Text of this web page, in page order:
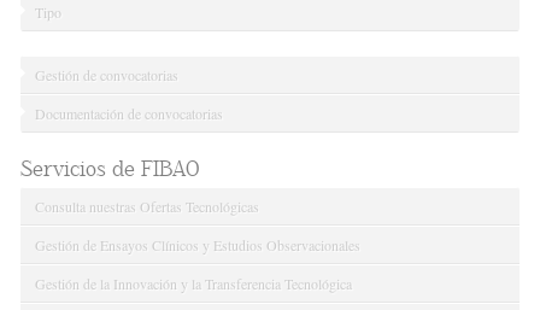
Tipo
Gestión de convocatorias
Documentación de convocatorias
Servicios de FIBAO
Consulta nuestras Ofertas Tecnológicas
Gestión de Ensayos Clínicos y Estudios Observacionales
Gestión de la Innovación y la Transferencia Tecnológica